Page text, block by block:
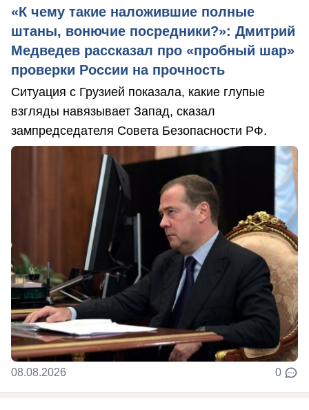
«К чему такие наложившие полные
штаны, вонючие посредники?»: Дмитрий
Медведев рассказал про «пробный шар»
проверки России на прочность
Ситуация с Грузией показала, какие глупые
взгляды навязывает Запад, сказал
зампредседателя Совета Безопасности РФ.
08.08.2026 0